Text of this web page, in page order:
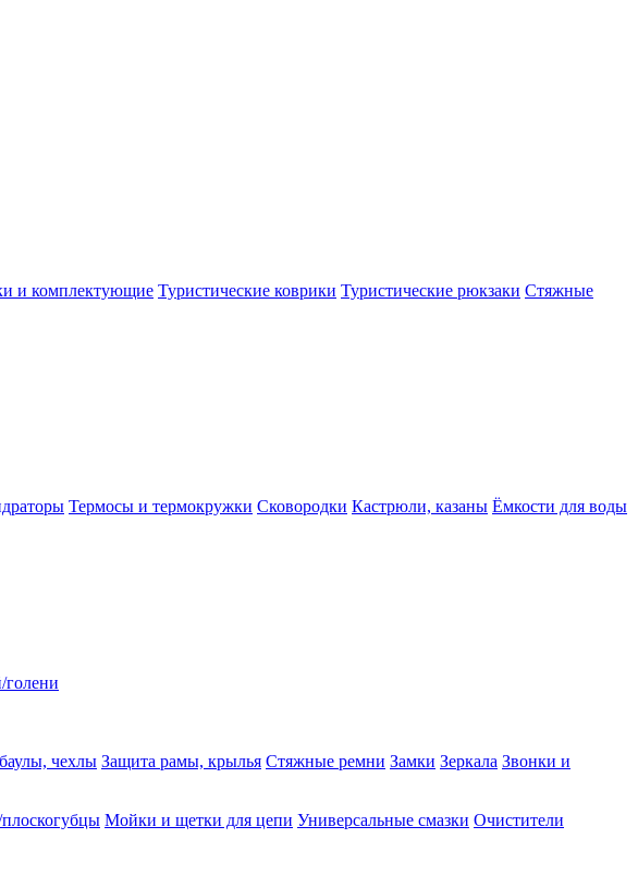
и комплектующие Туристические коврики Туристические рюкзаки Стяжные
Термосы и термокружки Сковородки Кастрюли, казаны Ёмкости для воды
голени
чехлы Защита рамы, крылья Стяжные ремни Замки Зеркала Звонки и
Мойки и щетки для цепи Универсальные смазки Очистители